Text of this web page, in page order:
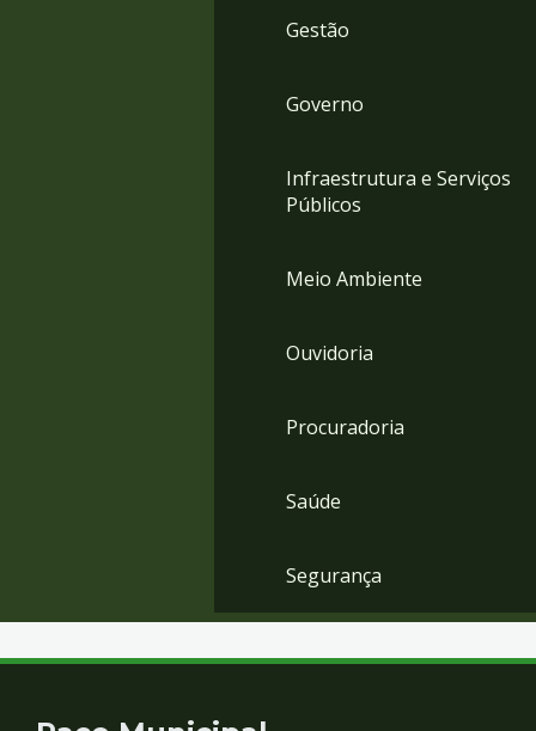
Gestão
Governo
Infraestrutura e Serviços
Públicos
Meio Ambiente
Ouvidoria
Procuradoria
Saúde
Segurança